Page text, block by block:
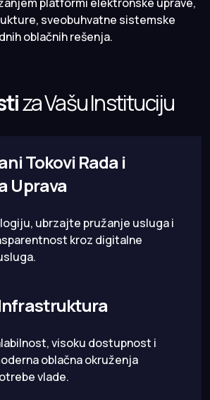
sveobuhvatne sistemske
oblačnih rešenja.
za Vašu Instituciju
Tokovi Rada i
Uprava
ubrzajte pružanje usluga i
kroz digitalne
visoku dostupnost i
oblačna okruženja
vlade.